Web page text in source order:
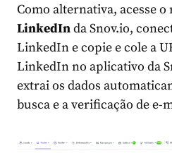
Como alternativa, acesse o
LinkedInda Snov.io,
LinkedIn e copie e cole a
LinkedIn no aplicativo da
extrai os dados
busca e a verificação de e-